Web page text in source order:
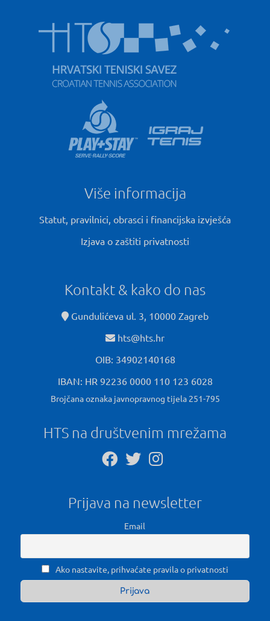
Više informacija
Statut, pravilnici, obrasci i financijska izvješća
Izjava o zaštiti privatnosti
Kontakt & kako do nas
Gundulićeva ul. 3, 10000 Zagreb
hts@hts.hr
OIB: 34902140168
IBAN: HR 92236 0000 110 123 6028
Brojčana oznaka javnopravnog tijela 251-795
HTS na društvenim mrežama
Prijava na newsletter
Email
Ako nastavite, prihvaćate pravila o privatnosti